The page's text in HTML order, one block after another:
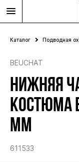
Каталог Подводная
BEUCHAT
НИЖНЯЯ
КОСТЮМА
ММ
611533